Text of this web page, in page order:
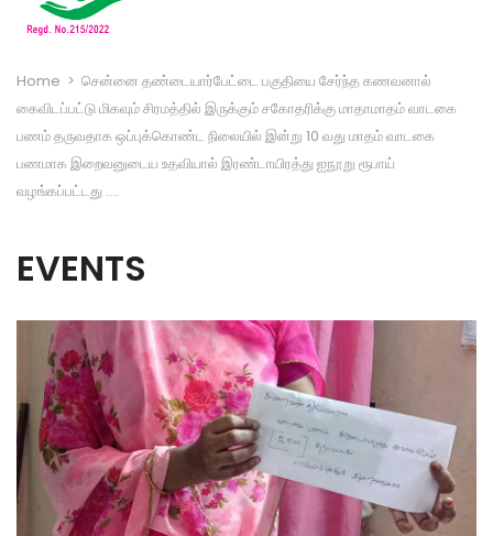
Home > சென்னை தண்டையார்பேட்டை பகுதியை சேர்ந்த கணவனால்
கைவிடப்பட்டு மிகவும் சிரமத்தில் இருக்கும் சகோதரிக்கு மாதாமாதம் வாடகை
பணம் தருவதாக ஒப்புக்கொண்ட நிலையில் இன்று 10 வது மாதம் வாடகை
பணமாக இறைவனுடைய உதவியால் இரண்டாயிரத்து ஐநூறு ரூபாய்
வழங்கப்பட்டது ….
EVENTS